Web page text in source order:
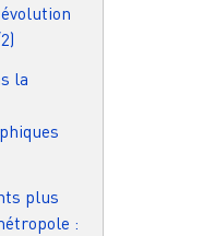
la
plus
: